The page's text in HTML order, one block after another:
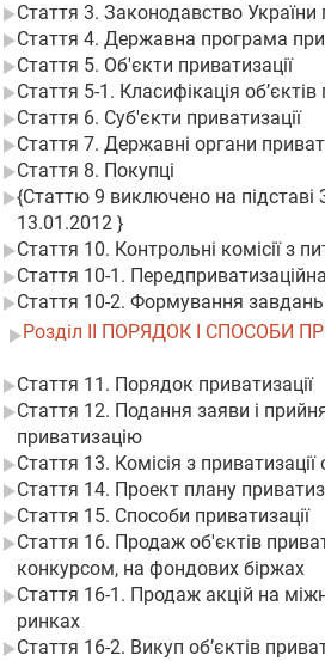
Стаття 3. Законодавство
Стаття 4. Державна програма
Стаття 5. Об'єкти приватизації
Стаття 5-1. Класифікація об’єктів
Стаття 6. Суб'єкти приватизації
Стаття 7. Державні органи
Стаття 8. Покупці
{Статтю 9 виключено на
13.01.2012 }
Стаття 10. Контрольні комісії з
Стаття 10-1.
Стаття 10-2. Формування завдань
Розділ II ПОРЯДОК І СПОСОБИ
Стаття 11. Порядок приватизації
Стаття 12. Подання заяви і
приватизацію
Стаття 13. Комісія з приватизації
Стаття 14. Проект плану
Стаття 15. Способи приватизації
Стаття 16. Продаж об'єктів
конкурсом, на фондових біржах
Стаття 16-1. Продаж акцій на
ринках
Стаття 16-2. Викуп об’єктів